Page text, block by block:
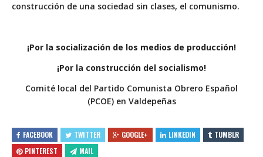
construcción de una sociedad sin clases, el comunismo.
¡Por la socialización de los medios de producción!
¡Por la construcción del socialismo!
Comité local del Partido Comunista Obrero Español
(PCOE) en Valdepeñas
FACEBOOK TWITTER GOOGLE+ LINKEDIN
TUMBLR
PINTEREST
MAIL